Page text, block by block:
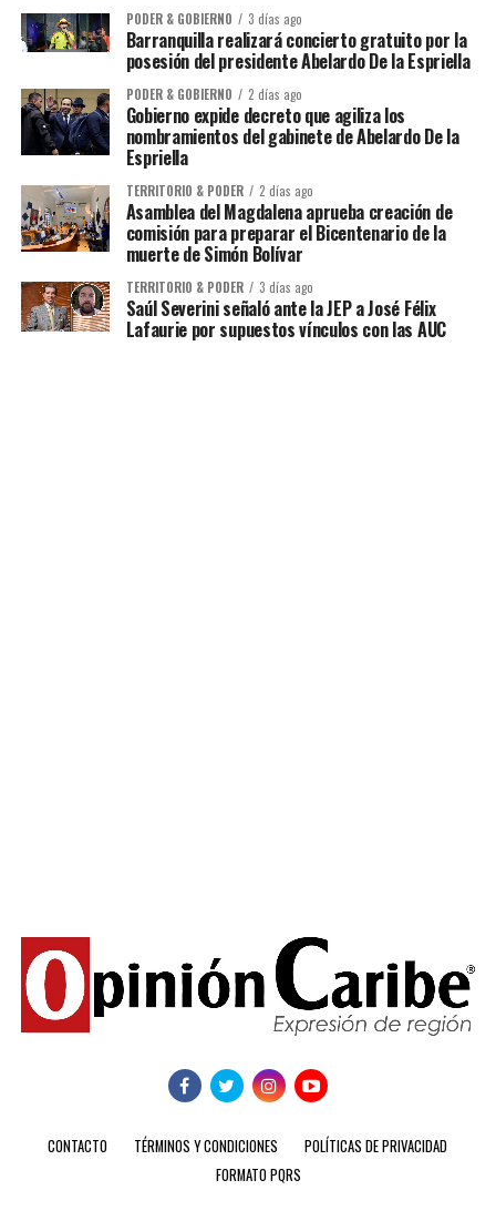
PODER & GOBIERNO 3 días ago
Barranquilla realizará concierto gratuito por la
posesión del presidente Abelardo De la Espriella
PODER & GOBIERNO 2 días ago
Gobierno expide decreto que agiliza los
nombramientos del gabinete de Abelardo De la
Espriella
TERRITORIO & PODER 2 días ago
Asamblea del Magdalena aprueba creación de
comisión para preparar el Bicentenario de la
muerte de Simón Bolívar
TERRITORIO & PODER 3 días ago
Saúl Severini señaló ante la JEP a José Félix
Lafaurie por supuestos vínculos con las AUC
CONTACTO TÉRMINOS Y CONDICIONES
POLÍTICAS DE PRIVACIDAD
FORMATO PQRS